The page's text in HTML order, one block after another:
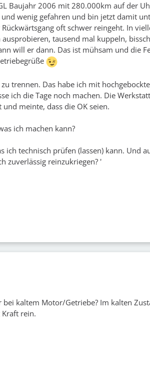
Baujahr 2006 mit 280.000km auf der
wenig gefahren und bin jetzt damit
oft schwer reingeht. In
tausend mal kuppeln,
will er dann. Das ist mühsam und die
trennen. Das habe ich mit
ich die Tage noch machen. Die
und meinte, dass die OK seien.
ich machen kann?
ich technisch prüfen (lassen) kann. Und
zuverlässig reinzukriegen? '
kaltem Motor/Getriebe? Im kalten
rein.